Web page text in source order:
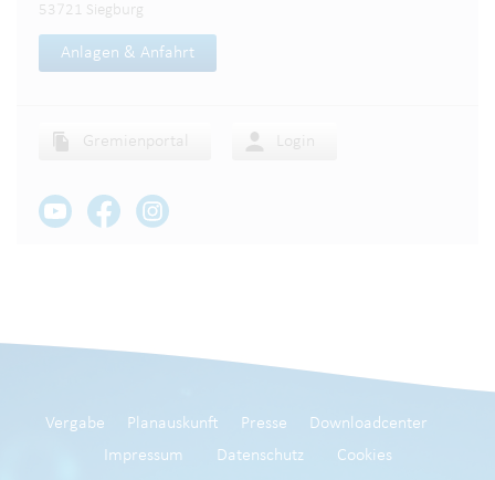
53721 Siegburg
Anlagen & Anfahrt
Gremienportal Login
Vergabe Planauskunft Presse
Downloadcenter
Impressum
Datenschutz Cookies